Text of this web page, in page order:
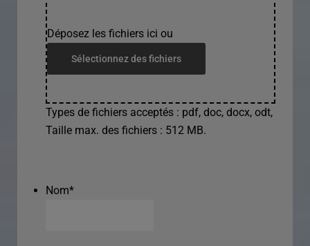
Déposez les fichiers ici ou
Sélectionnez des fichiers
Types de fichiers acceptés : pdf, doc, docx, odt,
Taille max. des fichiers : 512 MB.
Nom*